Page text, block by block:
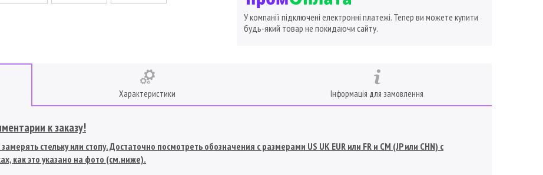
У компанії підключені електронні платежі. Тепер ви можете купити
будь-який товар не покидаючи сайту.
Характеристики Інформація для замовлення
к заказу!
стельку или стопу. Достаточно посмотреть обозначения с размерами US UK EUR или FR и СМ (JP или CHN) с
как это указано на фото (см.ниже).